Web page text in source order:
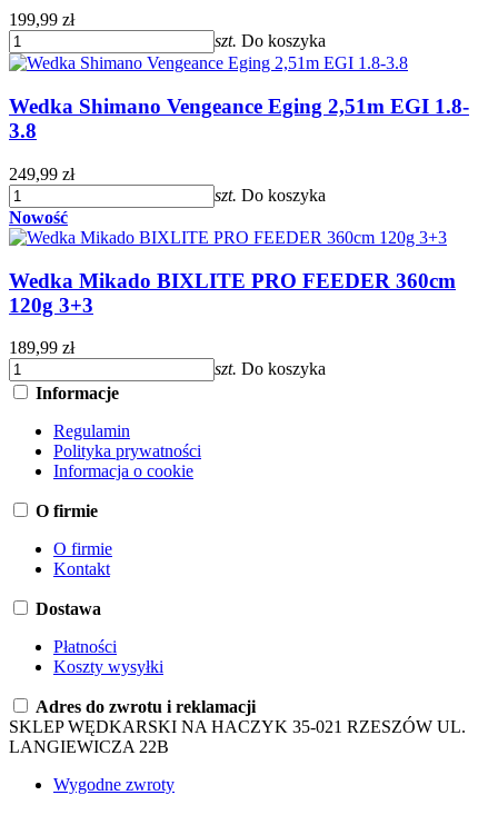
199,99 zł
szt. Do koszyka
Wedka Shimano Vengeance Eging 2,51m EGI 1.8-
3.8
249,99 zł
szt. Do koszyka
Nowość
Wedka Mikado BIXLITE PRO FEEDER 360cm
120g 3+3
189,99 zł
szt. Do koszyka
Informacje
Regulamin
Polityka prywatności
Informacja o cookie
O firmie
O firmie
Kontakt
Dostawa
Płatności
Koszty wysyłki
Adres do zwrotu i reklamacji
SKLEP WĘDKARSKI NA HACZYK 35-021 RZESZÓW UL.
LANGIEWICZA 22B
Wygodne zwroty